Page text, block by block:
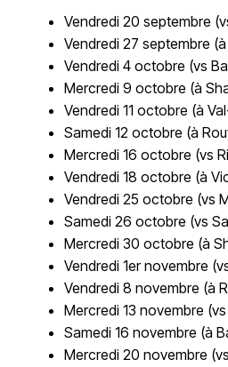
Vendredi 20 septembre
Vendredi 27 septembre
Vendredi 4 octobre (vs
Mercredi 9 octobre (à
Vendredi 11 octobre (à
Samedi 12 octobre (à
Mercredi 16 octobre (vs
Vendredi 18 octobre (à
Vendredi 25 octobre (vs
Samedi 26 octobre (vs
Mercredi 30 octobre (à
Vendredi 1er novembre
Vendredi 8 novembre (à
Mercredi 13 novembre
Samedi 16 novembre (à
Mercredi 20 novembre